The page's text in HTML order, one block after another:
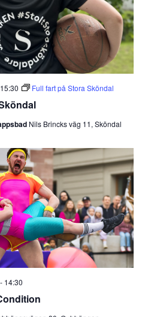
15:30 Full fart på Stora Sköndal
Nils Brincks väg 11, Sköndal
- 14:30